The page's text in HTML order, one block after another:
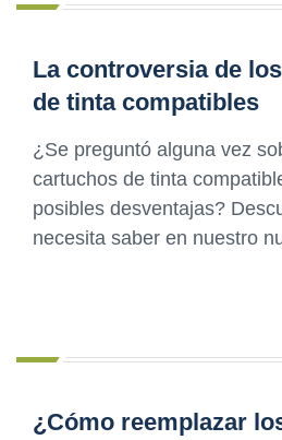
La controversia de
de tinta compatibles
¿Se preguntó alguna vez
cartuchos de tinta
posibles desventajas?
necesita saber en nuestro
¿Cómo reemplazar